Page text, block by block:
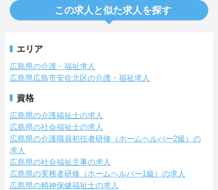
この求人と似た求人を探す
エリア
広島県の介護・福祉求人
広島県広島市安佐北区の介護・福祉求人
資格
広島県の介護福祉士の求人
広島県の社会福祉士の求人
広島県の介護職員初任者研修（ホームヘルパー2級）の
求人
広島県の社会福祉主事の求人
広島県の実務者研修（ホームヘルパー1級）の求人
広島県の精神保健福祉士の求人